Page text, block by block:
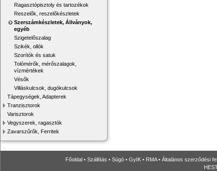
Ragasztópisztoly és tartozékok
Reszelők, reszelőkészletek
Szerszámkészletek, Állványok,
egyéb
Szigetelőszalag
Szikék, ollók
Szorítók és satuk
Tolómérők, mérőszalagok,
vízmértékek
Vésők
Villáskulcsok, dugókulcsok
Tápegységek, Adapterek
Tranzisztorok
Varisztorok
Vegyszerek, ragasztók
Zavarszűrők, Ferritek
Főoldal • Szállítás • Súgó • GyIK • RMA• Általános szerződési